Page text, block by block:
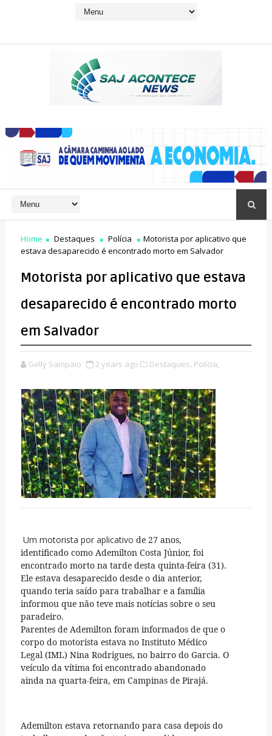
Home Destaques Polícia
Motorista por aplicativo que
estava desaparecido é encontrado morto em Salvador
Motorista por aplicativo que estava
desaparecido é encontrado morto
em Salvador
Gelly Sampaio 2 years ago Destaques, Polícia,
Um motorista por aplicativo de 27 anos,
identificado como Ademilton Costa Júnior, foi
encontrado morto na tarde desta quinta-feira (31).
Ele estava desaparecido desde o dia anterior,
quando teria saído para trabalhar e a família
informou que não teve mais notícias sobre o seu
paradeiro.
Parentes de Ademilton foram informados de que o
corpo do motorista estava no Instituto Médico
Legal (IML) Nina Rodrigues, no bairro do Garcia. O
veículo da vítima foi encontrado abandonado
ainda na quarta-feira, em Campinas de Pirajá.
Ademilton estava retornando para casa depois do